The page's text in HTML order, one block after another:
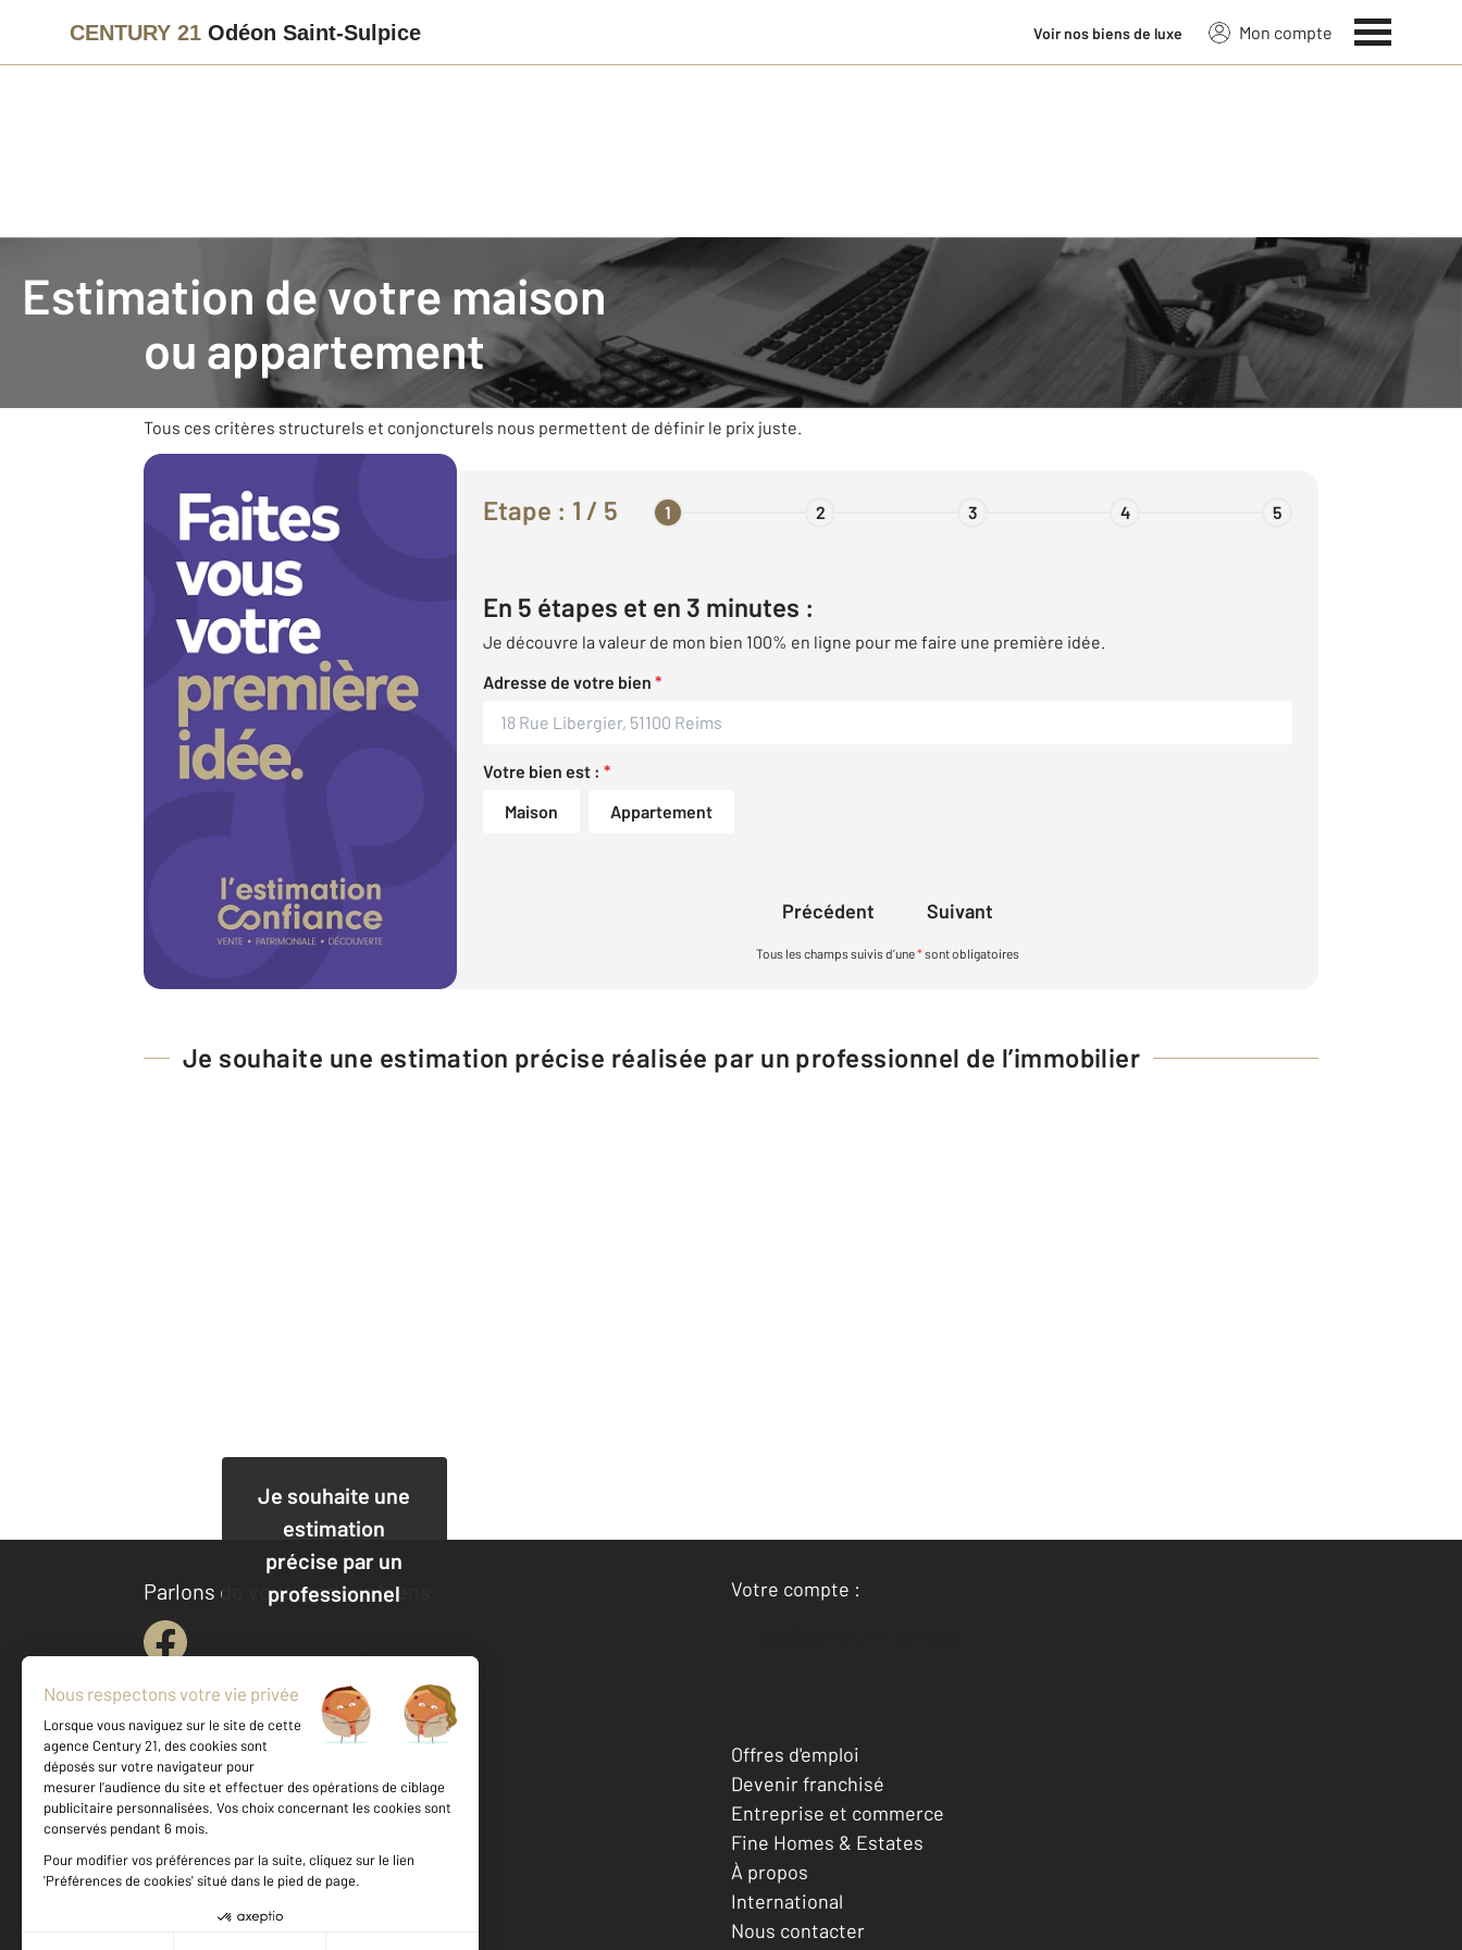
CENTURY 21 Odéon Saint-Sulpice Voir nos biens de luxe Mon compte
Estimation de votre maison
ou appartement
Faire estimer son bien immobilier avec CENTURY 21, c’est s’appuyer sur 39 ans de savoir-faire :
Vendre un bien nécessite des connaissances et des compétences qui prennent en compte la règlementation, la fiscalité, l’emplacement, sa localisation,
son environnement (commerces, transports), ses caractéristiques (état, superficie, exposition…) et la demande.
Tous ces critères structurels et conjoncturels nous permettent de définir le prix juste.
Etape : 1 / 5 1 2 3 4 5
En 5 étapes et en 3 minutes :
Je découvre la valeur de mon bien 100% en ligne pour me faire une première idée.
Adresse de votre bien*
Votre bien est :*
Maison
Appartement
Précédent Suivant
Tous les champs suivis d’une*sont obligatoires
Je souhaite une estimation précise réalisée par un professionnel de l’immobilier
Je souhaite une
estimation
précise par un
professionnel
Je demande
une
estimation
Parlons de vous, parlons biens
Votre compte :
Accéder à mon compte
Votre agence est notée
Achat
Location
Offres d'emploi
Devenir franchisé
Entreprise et commerce
Fine Homes & Estates
À propos
International
Nous contacter